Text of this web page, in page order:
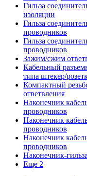
Гильза
изоляции
Гильза
проводников
Гильза
проводников
Зажим/сжим
Кабельный
типа штекер/
Компактный
ответвления
Наконечник
проводников
Наконечник
проводников
Наконечник
проводников
Наконечник-
Еще 2